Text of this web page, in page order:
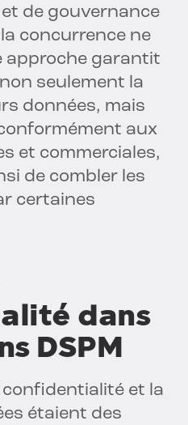
de gouvernance
concurrence ne
approche garantit
seulement la
données, mais
aux
et commerciales,
de combler les
certaines
dans
DSPM
et la
étaient des